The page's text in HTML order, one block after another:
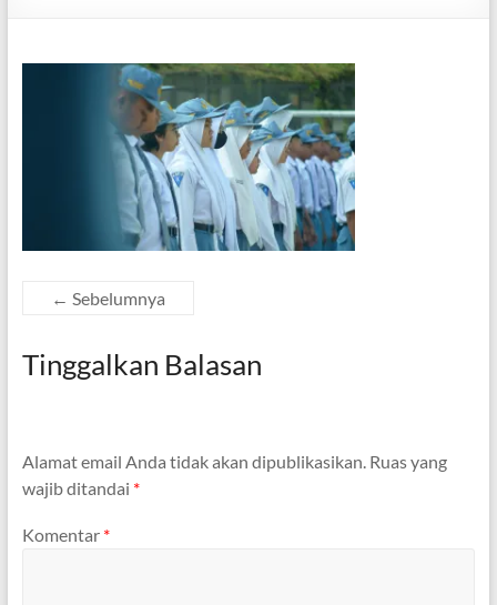
← Sebelumnya
Tinggalkan Balasan
Alamat email Anda tidak akan dipublikasikan. Ruas yang
wajib ditandai *
Komentar *